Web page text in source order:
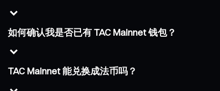
如何确认我是否已有 TAC Mainnet 钱包？
TAC Mainnet 能兑换成法币吗？